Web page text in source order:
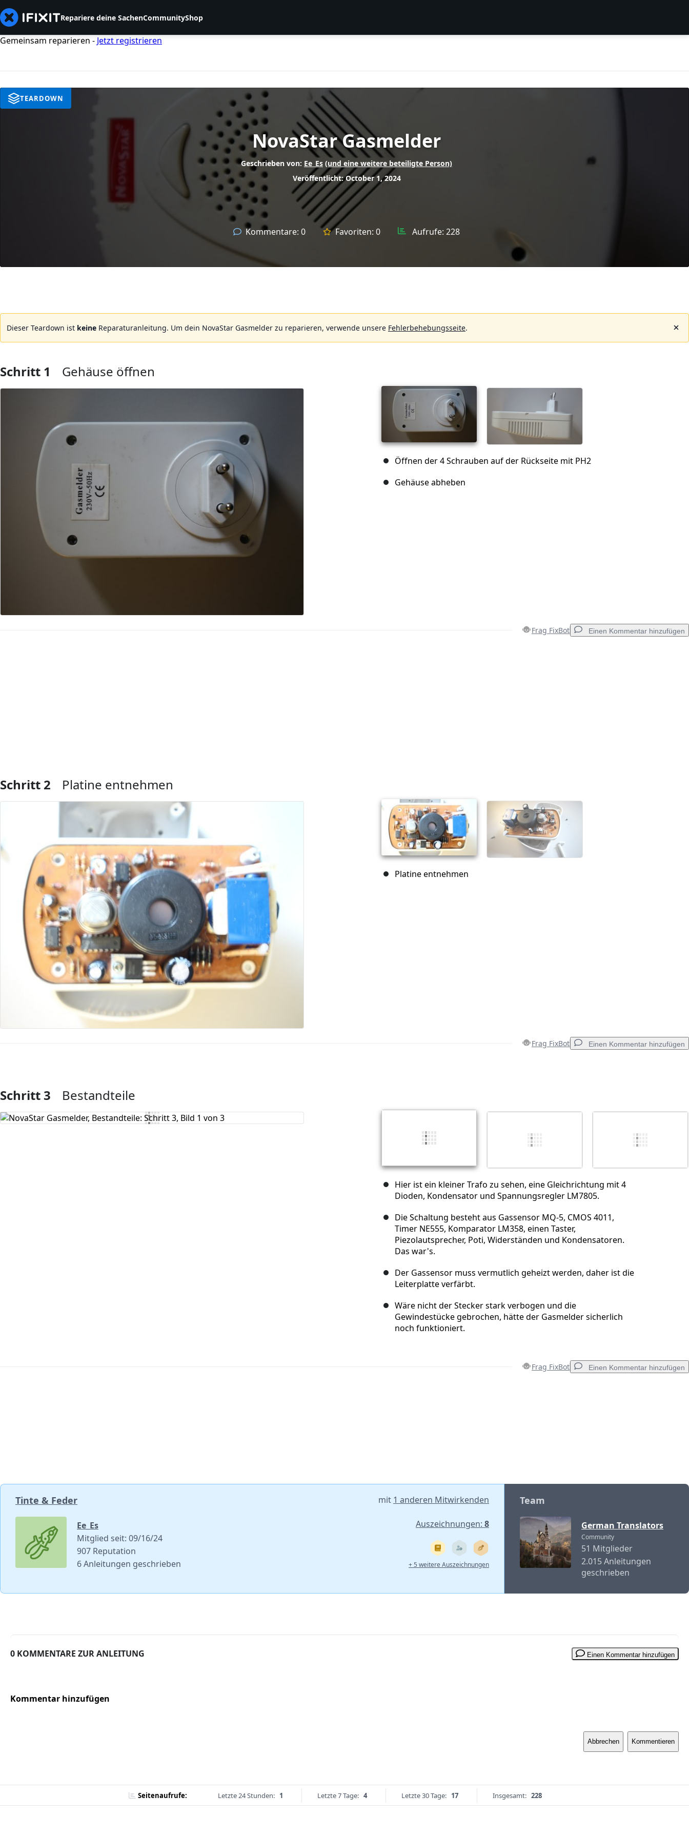
Repariere deine SachenCommunityShop
Gemeinsam reparieren - Jetzt registrieren
NovaStar Gasmelder
Geschrieben von: Ee_Es (und eine weitere beteiligte Person)
Veröffentlicht: October 1, 2024
Kommentare: 0 Favoriten: 0 Aufrufe: 228
TEARDOWN
Dieser Teardown ist keine Reparaturanleitung. Um dein NovaStar Gasmelder zu reparieren, verwende unsere Fehlerbehebungsseite.
Schritt 1 Gehäuse öffnen
Öffnen der 4 Schrauben auf der Rückseite mit PH2
Gehäuse abheben
Frag FixBot Einen Kommentar hinzufügen
Schritt 2 Platine entnehmen
Platine entnehmen
Frag FixBot Einen Kommentar hinzufügen
Kommentar hinzufügen
Kommentieren
Schritt 3 Bestandteile
Hier ist ein kleiner Trafo zu sehen, eine Gleichrichtung mit 4
Dioden, Kondensator und Spannungsregler LM7805.
Die Schaltung besteht aus Gassensor MQ-5, CMOS 4011,
Timer NE555, Komparator LM358, einen Taster,
Piezolautsprecher, Poti, Widerständen und Kondensatoren.
Das war's.
Der Gassensor muss vermutlich geheizt werden, daher ist die
Leiterplatte verfärbt.
Wäre nicht der Stecker stark verbogen und die
Gewindestücke gebrochen, hätte der Gasmelder sicherlich
noch funktioniert.
Frag FixBot Einen Kommentar hinzufügen
Tinte & Feder mit 1 anderen Mitwirkenden
Ee_Es
Mitglied seit: 09/16/24
907 Reputation
6 Anleitungen geschrieben
Auszeichnungen: 8
+ 5 weitere Auszeichnungen
Team
German Translators
Community
51 Mitglieder
2.015 Anleitungen
geschrieben
0 KOMMENTARE ZUR ANLEITUNG Einen Kommentar hinzufügen
Kommentar hinzufügen
Abbrechen Kommentieren
Seitenaufrufe: Letzte 24 Stunden: 1 Letzte 7 Tage: 4 Letzte 30 Tage: 17 Insgesamt: 228